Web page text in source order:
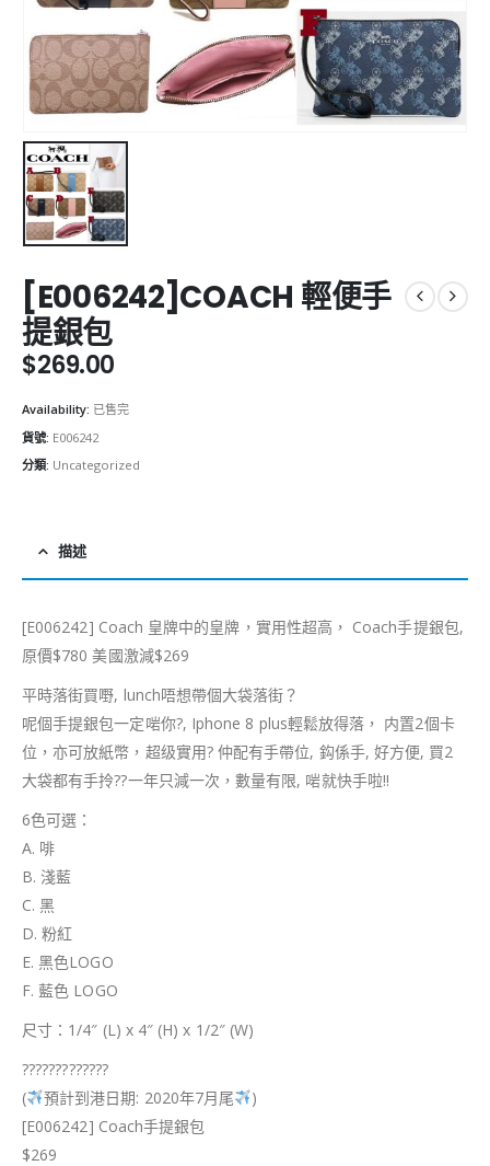
[E006242]COACH 輕便手
提銀包
$269.00
Availability: 已售完
貨號: E006242
分類: Uncategorized
描述
[E006242] Coach 皇牌中的皇牌，實用性超高， Coach手提銀包,
原價$780 美國激減$269
平時落街買嘢, lunch唔想帶個大袋落街？
呢個手提銀包一定啱你?, Iphone 8 plus輕鬆放得落， 内置2個卡
位，亦可放紙幣，超级實用?仲配有手帶位, 鈎係手, 好方便, 買2
大袋都有手拎??一年只減一次，數量有限, 啱就快手啦!!
6色可選：
A. 啡
B. 淺藍
C. 黑
D. 粉紅
E. 黑色LOGO
F. 藍色 LOGO
尺寸：1/4″ (L) x 4″ (H) x 1/2″ (W)
?????????????
(
預計到港日期: 2020年7月尾
)
[E006242] Coach手提銀包
$269